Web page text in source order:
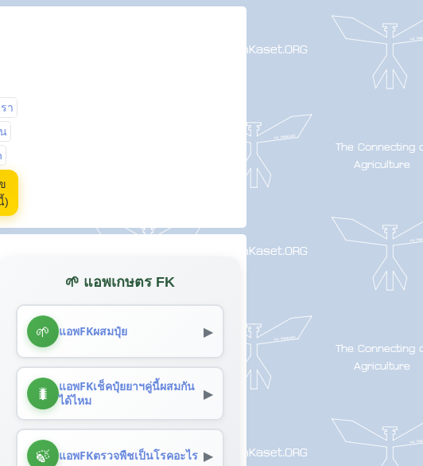
า
)
🌱 แอพเกษตร FK
🌱 แอพFKผสมปุ๋ย ▶
🐛
แอพFKเช็คปุ๋ยยาฯคู่นี้ผสมกัน
ได้ไหม
▶
🍃 แอพFKตรวจพืชเป็นโรคอะไร ▶